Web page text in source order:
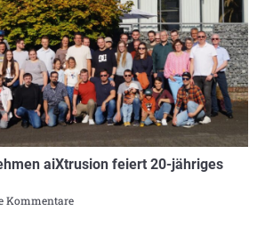
aiXtrusion feiert 20-jähriges
Kommentare